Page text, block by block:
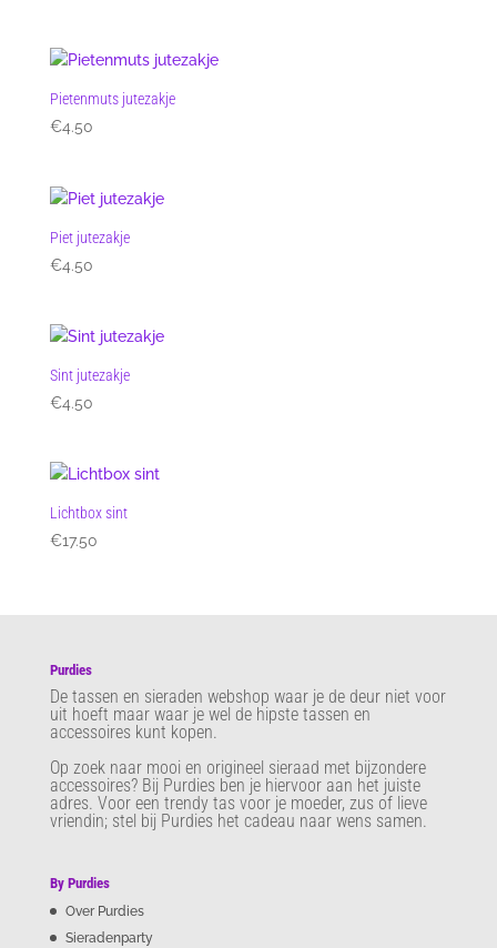
Pietenmuts jutezakje
€4.50
Piet jutezakje
€4.50
Sint jutezakje
€4.50
Lichtbox sint
€17.50
Purdies
De tassen en sieraden webshop waar je de deur niet voor
uit hoeft maar waar je wel de hipste tassen en
accessoires kunt kopen.
Op zoek naar mooi en origineel sieraad met bijzondere
accessoires? Bij Purdies ben je hiervoor aan het juiste
adres. Voor een trendy tas voor je moeder, zus of lieve
vriendin; stel bij Purdies het cadeau naar wens samen.
By Purdies
Over Purdies
Sieradenparty